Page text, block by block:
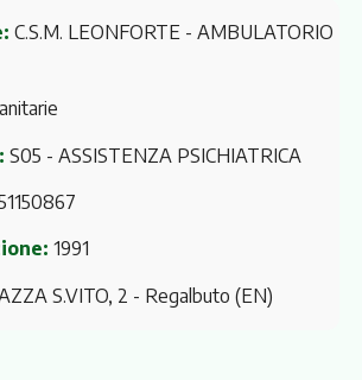
C.S.M. LEONFORTE - AMBULATORIO
S05 - ASSISTENZA PSICHIATRICA
1991
S.VITO, 2 - Regalbuto (EN)